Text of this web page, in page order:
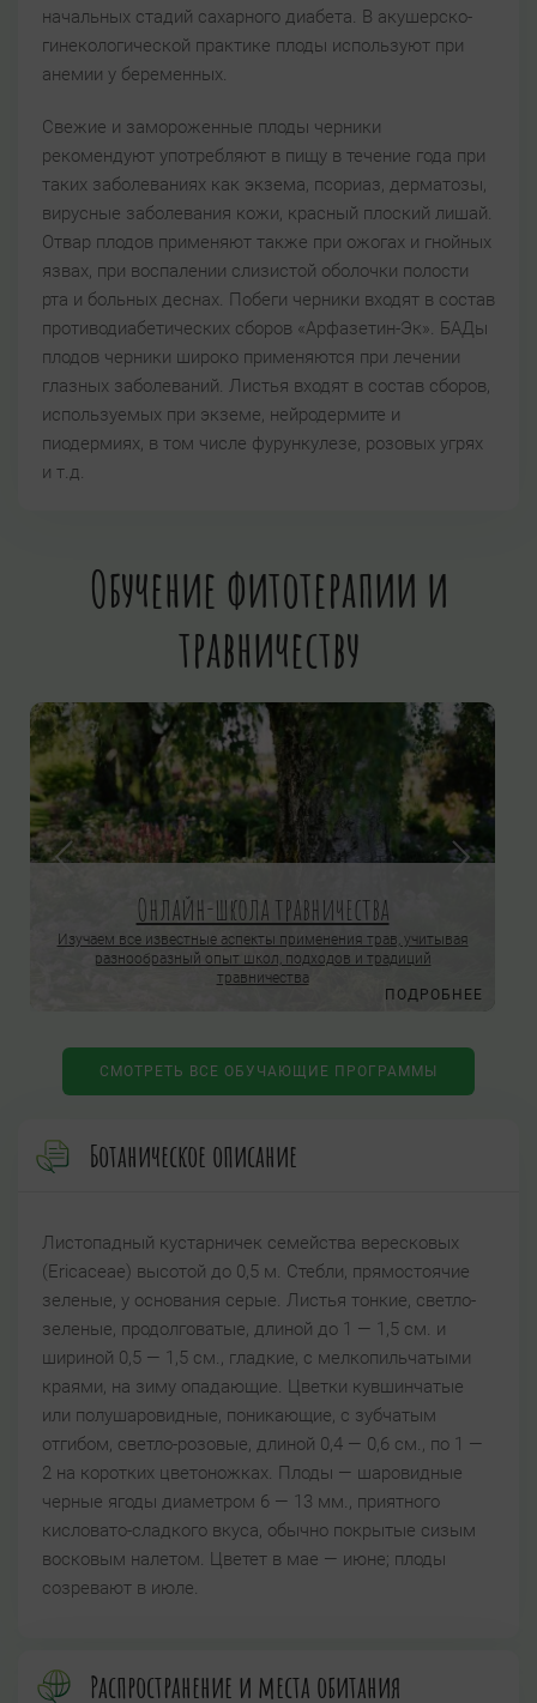
начальных стадий сахарного диабета. В акушерско-
гинекологической практике плоды используют при
анемии у беременных.
Свежие и замороженные плоды черники
рекомендуют употребляют в пищу в течение года при
таких заболеваниях как экзема, псориаз, дерматозы,
вирусные заболевания кожи, красный плоский лишай.
Отвар плодов применяют также при ожогах и гнойных
язвах, при воспалении слизистой оболочки полости
рта и больных деснах. Побеги черники входят в состав
противодиабетических сборов «Арфазетин-Эк». БАДы
плодов черники широко применяются при лечении
глазных заболеваний. Листья входят в состав сборов,
используемых при экземе, нейродермите и
пиодермиях, в том числе фурункулезе, розовых угрях
и т.д.
Обучение фитотерапии и
травничеству
Онлайн-школа травничества
Изучаем все известные аспекты применения трав, учитывая
разнообразный опыт школ, подходов и традиций
травничества
ПОДРОБНЕЕ
СМОТРЕТЬ ВСЕ ОБУЧАЮЩИЕ ПРОГРАММЫ
Ботаническое описание
Листопадный кустарничек семейства вересковых
(Ericaceae) высотой до 0,5 м. Стебли, прямостоячие
зеленые, у основания серые. Листья тонкие, светло-
зеленые, продолговатые, длиной до 1 — 1,5 см. и
шириной 0,5 — 1,5 см., гладкие, с мелкопильчатыми
краями, на зиму опадающие. Цветки кувшинчатые
или полушаровидные, поникающие, с зубчатым
отгибом, светло-розовые, длиной 0,4 — 0,6 см., по 1 —
2 на коротких цветоножках. Плоды — шаровидные
черные ягоды диаметром 6 — 13 мм., приятного
кисловато-сладкого вкуса, обычно покрытые сизым
восковым налетом. Цветет в мае — июне; плоды
созревают в июле.
Распространение и места обитания